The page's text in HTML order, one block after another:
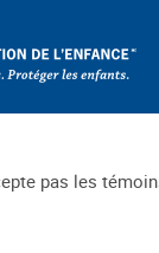
pas les